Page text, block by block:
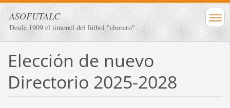
ASOFUTALC
Desde 1909 el timonel del fútbol "chorero"
Elección de nuevo
Directorio 2025-2028